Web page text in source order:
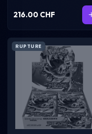
216.00 CHF
RUPTURE